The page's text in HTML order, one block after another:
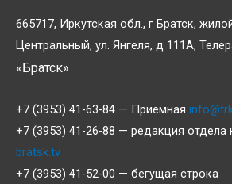
665717, Иркутская обл., г Братск,
Центральный, ул. Янгеля, д 111А,
«Братск»
+7 (3953) 41-63-84 — Приемная
+7 (3953) 41-26-88 — редакция отдела
bratsk.tv
+7 (3953) 41-52-00 — бегущая строка